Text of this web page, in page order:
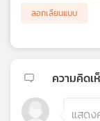
ลอกเลียนแบบ
ความคิดเ